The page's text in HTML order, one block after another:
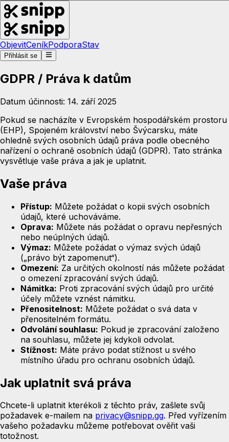
ObjevitCeníkPodporaStav
Přihlásit se
GDPR / Práva k datům
Datum účinnosti: 14. září 2025
Pokud se nacházíte v Evropském hospodářském prostoru
(EHP), Spojeném království nebo Švýcarsku, máte
ohledně svých osobních údajů práva podle obecného
nařízení o ochraně osobních údajů (GDPR). Tato stránka
vysvětluje vaše práva a jak je uplatnit.
Vaše práva
Přístup: Můžete požádat o kopii svých osobních
údajů, které uchováváme.
Oprava: Můžete nás požádat o opravu nepřesných
nebo neúplných údajů.
Výmaz: Můžete požádat o výmaz svých údajů
(„právo být zapomenut“).
Omezení: Za určitých okolností nás můžete požádat
o omezení zpracování svých údajů.
Námitka: Proti zpracování svých údajů pro určité
účely můžete vznést námitku.
Přenositelnost: Můžete požádat o svá data v
přenositelném formátu.
Odvolání souhlasu: Pokud je zpracování založeno
na souhlasu, můžete jej kdykoli odvolat.
Stížnost: Máte právo podat stížnost u svého
místního úřadu pro ochranu osobních údajů.
Jak uplatnit svá práva
Chcete-li uplatnit kterékoli z těchto práv, zašlete svůj
požadavek e-mailem na privacy@snipp.gg. Před vyřízením
vašeho požadavku můžeme potřebovat ověřit vaši
totožnost.